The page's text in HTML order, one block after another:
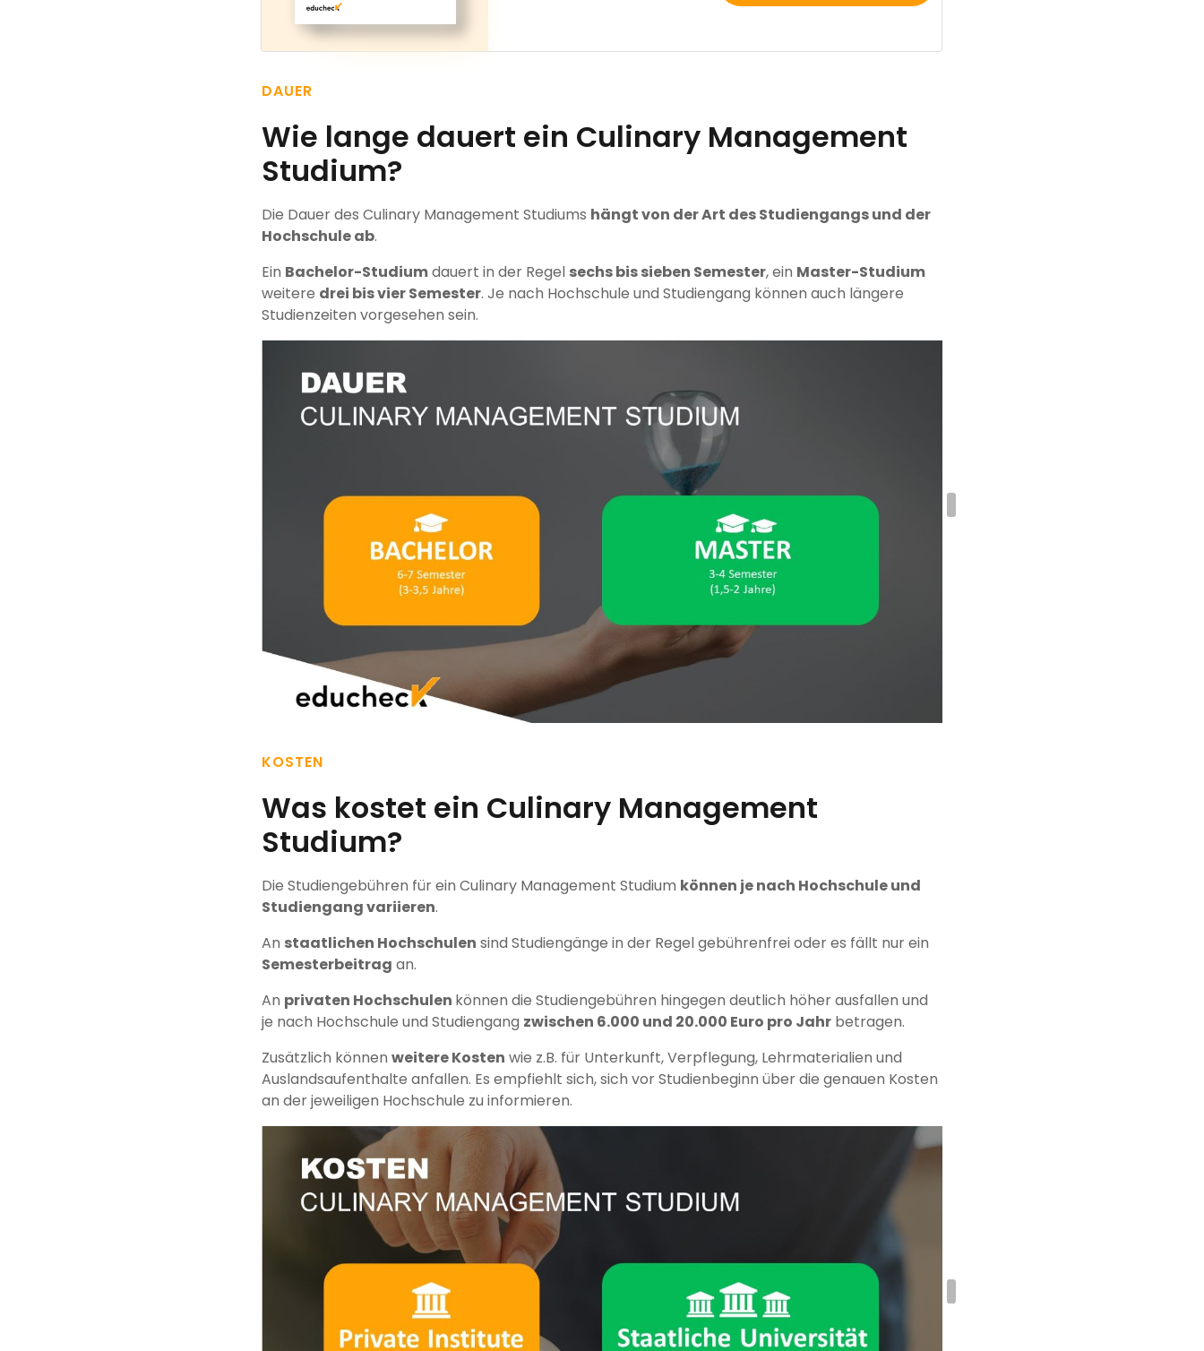
DAUER
Wie lange dauert ein Culinary Management
Studium?
Die Dauer des Culinary Management Studiums hängt von der Art des Studiengangs und der
Hochschule ab.
Ein Bachelor-Studiumdauert in der Regel sechs bis sieben Semester, ein Master-Studium
weitere drei bis vier Semester. Je nach Hochschule und Studiengang können auch längere
Studienzeiten vorgesehen sein.
KOSTEN
Was kostet ein Culinary Management
Studium?
Die Studiengebühren für ein Culinary Management Studium können je nach Hochschule und
Studiengang variieren.
An staatlichen Hochschulen sind Studiengänge in der Regel gebührenfrei oder es fällt nur ein
Semesterbeitrag an.
An privaten Hochschulen können die Studiengebühren hingegen deutlich höher ausfallen und
je nach Hochschule und Studiengang zwischen 6.000 und 20.000 Euro pro Jahr betragen.
Zusätzlich können weitere Kosten wie z.B. für Unterkunft, Verpflegung, Lehrmaterialien und
Auslandsaufenthalte anfallen. Es empfiehlt sich, sich vor Studienbeginn über die genauen Kosten
an der jeweiligen Hochschule zu informieren.